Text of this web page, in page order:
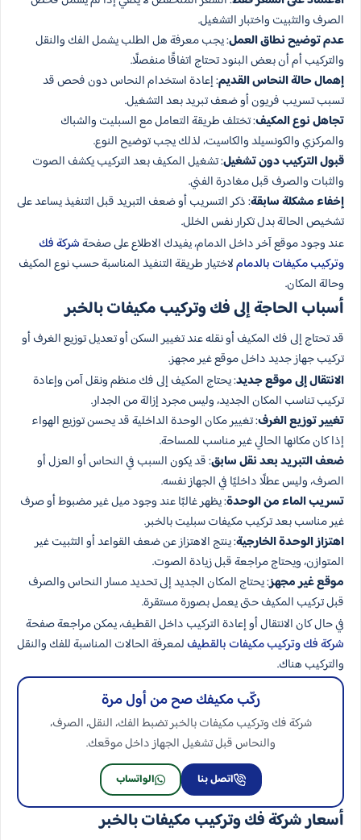
الصرف والتثبيت واختبار التشغيل.
عدم توضيح نطاق العمل: يجب معرفة هل الطلب يشمل الفك والنقل
والتركيب أم أن بعض البنود تحتاج اتفاقًا منفصلًا.
إهمال حالة النحاس القديم: إعادة استخدام النحاس دون فحص قد
تسبب تسريب فريون أو ضعف تبريد بعد التشغيل.
تجاهل نوع المكيف: تختلف طريقة التعامل مع السبليت والشباك
والمركزي والكونسيلد والكاسيت، لذلك يجب توضيح النوع.
قبول التركيب دون تشغيل: تشغيل المكيف بعد التركيب يكشف الصوت
والثبات والصرف قبل مغادرة الفني.
إخفاء مشكلة سابقة: ذكر التسريب أو ضعف التبريد قبل التنفيذ يساعد على
تشخيص الحالة بدل تكرار نفس الخلل.
عند وجود موقع آخر داخل الدمام، يفيدك الاطلاع على صفحةشركة فك
وتركيب مكيفات بالدماملاختيار طريقة التنفيذ المناسبة حسب نوع المكيف
وحالة المكان.
أسباب الحاجة إلى فك وتركيب مكيفات بالخبر
قد تحتاج إلى فك المكيف أو نقله عند تغيير السكن أو تعديل توزيع الغرف أو
تركيب جهاز جديد داخل موقع غير مجهز.
الانتقال إلى موقع جديد: يحتاج المكيف إلى فك منظم ونقل آمن وإعادة
تركيب تناسب المكان الجديد، وليس مجرد إزالة من الجدار.
تغيير توزيع الغرف: تغيير مكان الوحدة الداخلية قد يحسن توزيع الهواء
إذا كان مكانها الحالي غير مناسب للمساحة.
ضعف التبريد بعد نقل سابق: قد يكون السبب في النحاس أو العزل أو
الصرف، وليس عطلًا داخليًا في الجهاز نفسه.
تسريب الماء من الوحدة: يظهر غالبًا عند وجود ميل غير مضبوط أو صرف
غير مناسب بعد تركيب مكيفات سبليت بالخبر.
اهتزاز الوحدة الخارجية: ينتج الاهتزاز عن ضعف القواعد أو التثبيت غير
المتوازن، ويحتاج مراجعة قبل زيادة الصوت.
موقع غير مجهز: يحتاج المكان الجديد إلى تحديد مسار النحاس والصرف
قبل تركيب المكيف حتى يعمل بصورة مستقرة.
في حال كان الانتقال أو إعادة التركيب داخل القطيف، يمكن مراجعة صفحة
شركة فك وتركيب مكيفات بالقطيفلمعرفة الحالات المناسبة للفك والنقل
والتركيب هناك.
ركّب مكيفك صح من أول مرة
شركة فك وتركيب مكيفات بالخبر تضبط الفك، النقل، الصرف،
والنحاس قبل تشغيل الجهاز داخل موقعك.
اتصل بنا الواتساب
أسعار شركة فك وتركيب مكيفات بالخبر